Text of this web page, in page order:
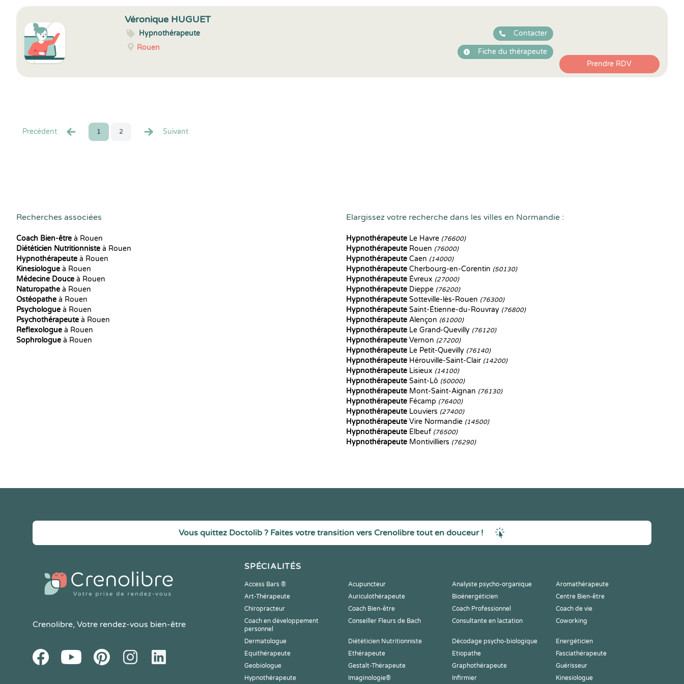
Véronique HUGUET
Hypnothérapeute
Rouen
Contacter
Fiche du thérapeute
Prendre RDV
Precédent 1 2 Suivant
Recherches associées
Coach Bien-être à Rouen
Diététicien Nutritionniste à Rouen
Hypnothérapeute à Rouen
Kinesiologue à Rouen
Médecine Douce à Rouen
Naturopathe à Rouen
Ostéopathe à Rouen
Psychologue à Rouen
Psychothérapeute à Rouen
Reflexologue à Rouen
Sophrologue à Rouen
Elargissez votre recherche dans les villes en Normandie :
Hypnothérapeute Le Havre (76600)
Hypnothérapeute Rouen (76000)
Hypnothérapeute Caen (14000)
Hypnothérapeute Cherbourg-en-Corentin (50130)
Hypnothérapeute Évreux (27000)
Hypnothérapeute Dieppe (76200)
Hypnothérapeute Sotteville-lès-Rouen (76300)
Hypnothérapeute Saint-Étienne-du-Rouvray (76800)
Hypnothérapeute Alençon (61000)
Hypnothérapeute Le Grand-Quevilly (76120)
Hypnothérapeute Vernon (27200)
Hypnothérapeute Le Petit-Quevilly (76140)
Hypnothérapeute Hérouville-Saint-Clair (14200)
Hypnothérapeute Lisieux (14100)
Hypnothérapeute Saint-Lô (50000)
Hypnothérapeute Mont-Saint-Aignan (76130)
Hypnothérapeute Fécamp (76400)
Hypnothérapeute Louviers (27400)
Hypnothérapeute Vire Normandie (14500)
Hypnothérapeute Elbeuf (76500)
Hypnothérapeute Montivilliers (76290)
Vous quittez Doctolib ? Faites votre transition vers Crenolibre tout en douceur !
Crenolibre, Votre rendez-vous bien-être
FacebookYoutube PinteresetInstagramLinkedIn
SPÉCIALITÉS
Access Bars ® Acupuncteur Analyste psycho-organique
Aromathérapeute
Art-Thérapeute
Auriculothérapeute Bioénergéticien
Centre Bien-être
Chiropracteur
Coach Bien-être Coach Professionnel
Coach de vie
Coach en développement
personnel
Conseiller Fleurs de Bach Consultante en lactation Coworking
Dermatologue Diététicien Nutritionniste Décodage psycho-biologique
Energéticien
Equithérapeute
Ethérapeute Etiopathe
Fasciathérapeute
Geobiologue
Gestalt-Thérapeute Graphothérapeute
Guérisseur
Hypnothérapeute
Imaginologie® Infirmier Kinesiologue